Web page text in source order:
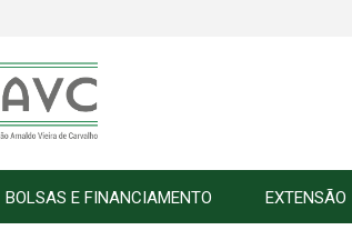
BOLSAS E FINANCIAMENTO EXTENSÃO